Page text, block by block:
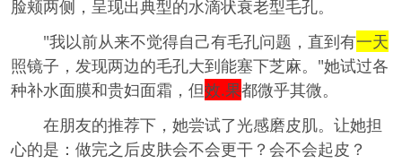
脸颊两侧，呈现出典型的水滴状衰老型毛孔。
"我以前从来不觉得自己有毛孔问题，直到有一天
照镜子，发现两边的毛孔大到能塞下芝麻。"她试过各
种补水面膜和贵妇面霜，但效.果都微乎其微。
在朋友的推荐下，她尝试了光感磨皮肌。让她担
心的是：做完之后皮肤会不会更干？会不会起皮？